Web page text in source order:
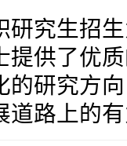
研究生招
提供了优
的研究方
道路上的